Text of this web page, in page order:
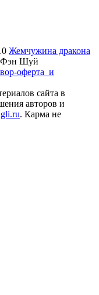
Жемчужина дракона
Фэн Шуй
оферта и
сайта в
авторов и
. Карма не